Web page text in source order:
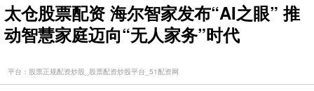
太仓股票配资 海尔智家发布“AI之眼” 推
动智慧家庭迈向“无人家务”时代
平台：股票正规配资炒股_股票配资炒股平台_51配资网